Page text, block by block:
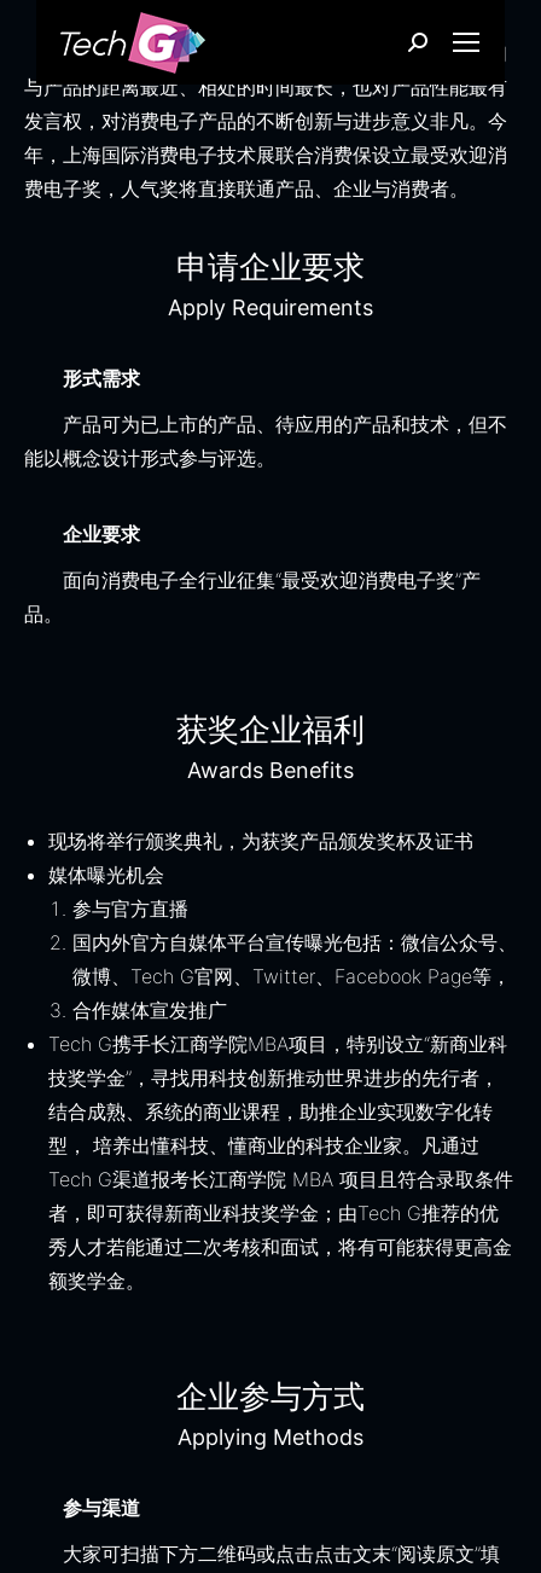
Search:
消费者是消费电子产品的最终使用者和受益人，他们
与产品的距离最近、相处的时间最长，也对产品性能最有
发言权，对消费电子产品的不断创新与进步意义非凡。今
年，上海国际消费电子技术展联合消费保设立最受欢迎消
费电子奖，人气奖将直接联通产品、企业与消费者。
申请企业要求
Apply Requirements
形式需求
产品可为已上市的产品、待应用的产品和技术，但不
能以概念设计形式参与评选。
企业要求
面向消费电子全行业征集“最受欢迎消费电子奖”产
品。
获奖企业福利
Awards Benefits
现场将举行颁奖典礼，为获奖产品颁发奖杯及证书
媒体曝光机会
参与官方直播
国内外官方自媒体平台宣传曝光包括：微信公众号、
微博、Tech G官网、Twitter、Facebook Page等，
合作媒体宣发推广
Tech G携手长江商学院MBA项目，特别设立“新商业科
技奖学金”，寻找用科技创新推动世界进步的先行者，
结合成熟、系统的商业课程，助推企业实现数字化转
型， 培养出懂科技、懂商业的科技企业家。凡通过
Tech G渠道报考长江商学院 MBA 项目且符合录取条件
者，即可获得新商业科技奖学金；由Tech G推荐的优
秀人才若能通过二次考核和面试，将有可能获得更高金
额奖学金。
企业参与方式
Applying Methods
参与渠道
大家可扫描下方二维码或点击点击文末“阅读原文”填